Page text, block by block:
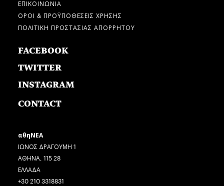
ΕΠΙΚΟΙΝΩΝΙΑ
ΟΡΟΙ & ΠΡΟΫΠΟΘΕΣΕΙΣ ΧΡΗΣΗΣ
ΠΟΛΙΤΙΚΗ ΠΡΟΣΤΑΣΙΑΣ ΑΠΟΡΡΗΤΟΥ
FACEBOOK
TWITTER
INSTAGRAM
CONTACT
αθηΝΕΑ
ΙΩΝΟΣ ΔΡΑΓΟΥΜΗ 1
ΑΘΗΝΑ, 115 28
ΕΛΛΑΔΑ
+30 210 3318831